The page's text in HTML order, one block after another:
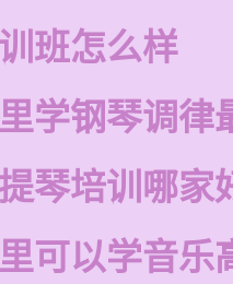
班怎么样
学钢琴调律
琴培训哪家
可以学音乐